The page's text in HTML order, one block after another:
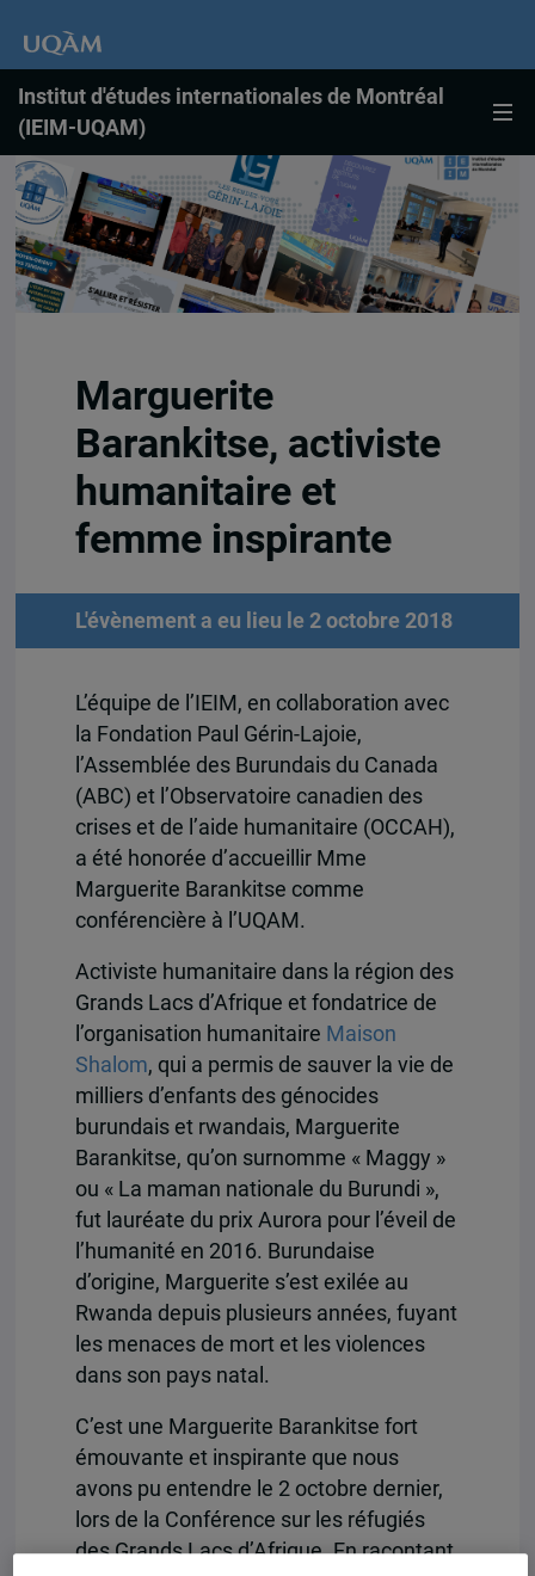
Institut d'études internationales de Montréal
(IEIM-UQAM)
Marguerite
Barankitse, activiste
humanitaire et
femme inspirante
L'évènement a eu lieu le 2 octobre 2018
L’équipe de l’IEIM, en collaboration avec
la Fondation Paul Gérin-Lajoie,
l’Assemblée des Burundais du Canada
(ABC) et l’Observatoire canadien des
crises et de l’aide humanitaire (OCCAH),
a été honorée d’accueillir Mme
Marguerite Barankitse comme
conférencière à l’UQAM.
Activiste humanitaire dans la région des
Grands Lacs d’Afrique et fondatrice de
l’organisation humanitaire Maison
Shalom, qui a permis de sauver la vie de
milliers d’enfants des génocides
burundais et rwandais, Marguerite
Barankitse, qu’on surnomme « Maggy »
ou « La maman nationale du Burundi »,
fut lauréate du prix Aurora pour l’éveil de
l’humanité en 2016. Burundaise
d’origine, Marguerite s’est exilée au
Rwanda depuis plusieurs années, fuyant
les menaces de mort et les violences
dans son pays natal.
C’est une Marguerite Barankitse fort
émouvante et inspirante que nous
avons pu entendre le 2 octobre dernier,
lors de la Conférence sur les réfugiés
des Grands Lacs d’Afrique. En racontant